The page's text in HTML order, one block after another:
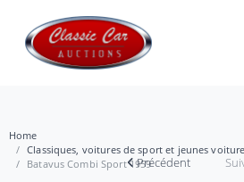
Home
Classiques, voitures de sport et jeunes
Batavus Combi Sport 1959Précédent